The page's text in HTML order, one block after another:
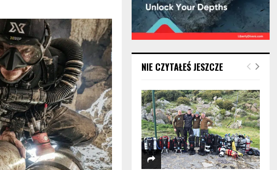
NIE CZYTAŁEŚ JESZCZE